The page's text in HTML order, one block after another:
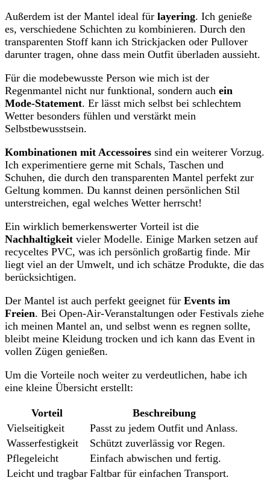
Außerdem ist der Mantel ideal für layering. Ich genieße
es, verschiedene Schichten zu kombinieren. Durch den
transparenten Stoff kann ich Strickjacken oder Pullover
darunter tragen, ohne dass mein Outfit überladen aussieht.
Für die modebewusste Person wie mich ist der
Regenmantel nicht nur funktional, sondern auch ein
Mode-Statement. Er lässt mich selbst bei schlechtem
Wetter besonders fühlen und verstärkt mein
Selbstbewusstsein.
Kombinationen mit Accessoires sind ein weiterer Vorzug.
Ich experimentiere gerne mit Schals, Taschen und
Schuhen, die durch den transparenten Mantel perfekt zur
Geltung kommen. Du kannst deinen persönlichen Stil
unterstreichen, egal welches Wetter herrscht!
Ein wirklich bemerkenswerter Vorteil ist die
Nachhaltigkeit vieler Modelle. Einige Marken setzen auf
recyceltes PVC, was ich persönlich großartig finde. Mir
liegt viel an der Umwelt, und ich schätze Produkte, die das
berücksichtigen.
Der Mantel ist auch perfekt geeignet für Events im
Freien. Bei Open-Air-Veranstaltungen oder Festivals ziehe
ich meinen Mantel an, und selbst wenn es regnen sollte,
bleibt meine Kleidung trocken und ich kann das Event in
vollen Zügen genießen.
Um die Vorteile noch weiter zu verdeutlichen, habe ich
eine kleine Übersicht erstellt:
Vorteil
Beschreibung
Vielseitigkeit
Passt zu jedem Outfit und Anlass.
Wasserfestigkeit
Schützt zuverlässig vor Regen.
Pflegeleicht
Einfach abwischen und fertig.
Leicht und tragbar Faltbar für einfachen Transport.